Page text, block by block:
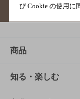
サイトマップ
商品
商品TOP
知る・楽しむ
び Cookie の使用に